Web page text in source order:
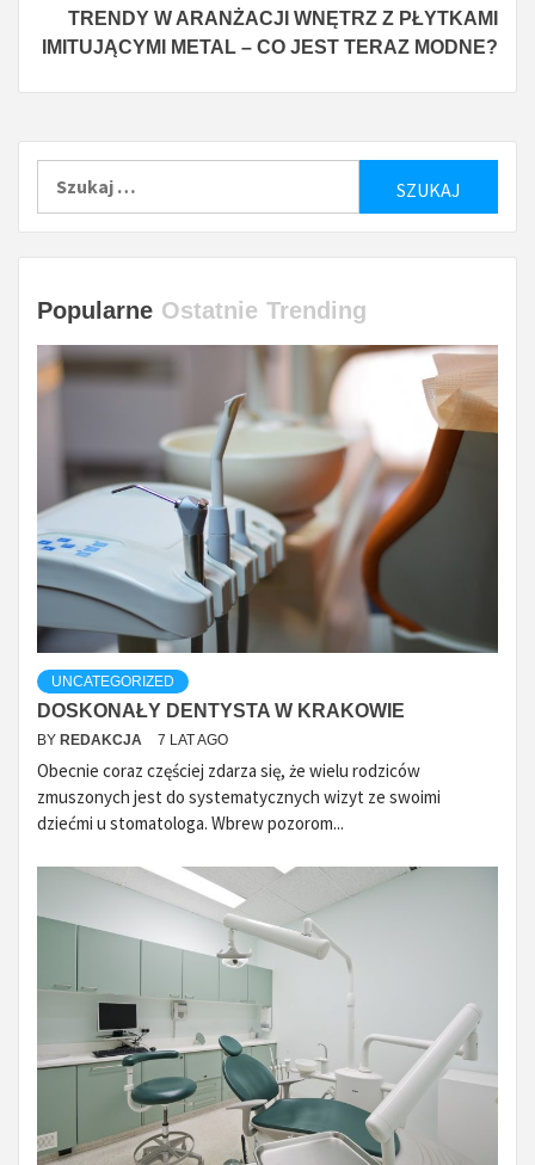
TRENDY W ARANŻACJI WNĘTRZ Z PŁYTKAMI
IMITUJĄCYMI METAL – CO JEST TERAZ MODNE?
Popularne Ostatnie Trending
UNCATEGORIZED
DOSKONAŁY DENTYSTA W KRAKOWIE
BY REDAKCJA 7 LAT AGO
Obecnie coraz częściej zdarza się, że wielu rodziców
zmuszonych jest do systematycznych wizyt ze swoimi
dziećmi u stomatologa. Wbrew pozorom...